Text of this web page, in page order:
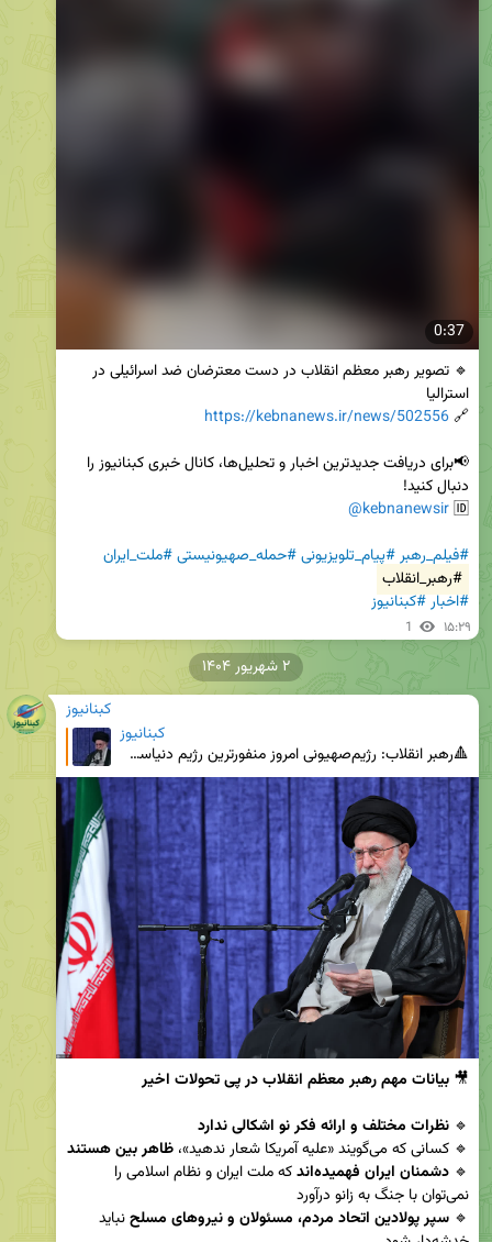
0:37
🔗
https://kebnanews.ir/news/502556
🆔
@kebnanewsir
#فیلم_رهبر#پیام_تلویزیونی#حمله_صهیونیستی#ملت_ایران
#رهبر_انقلاب
#اخبار#کبنانیوز
1 ۱۵:۲۹
کبنانیوز
کبنانیوز
🔺رهبر انقلاب: رژیم‌صهیونی امروز منفورترین رژیم دنیاست 🔹در تاریخ بی‌سابقه است که یک رژیم، کودکان ر
🎥 بیانات مهم رهبر معظم انقلاب در پی تحولات اخیر
🔹 نظرات مختلف و ارائه فکر نو اشکالی ندارد
🔹 کسانی که می‌گویند «علیه آمریکا شعار ندهید»،
ظاهر‌ بین هستند
🔹 دشمنان ایران فهمیده‌اند
🔹 سپر پولادین اتحاد مردم، مسئولان و نیروهای مسلح
۲ شهریور ۱۴۰۴